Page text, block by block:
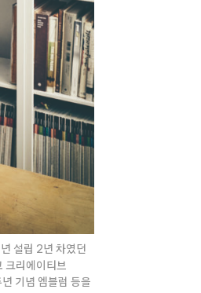
설립 2년 차였던
크리에이티브
기념 엠블럼 등을